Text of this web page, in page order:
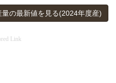
の最新値を見る(2024年度産)
Link